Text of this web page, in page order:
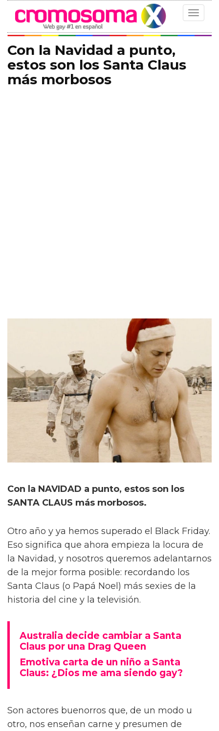
Toggle
Con la Navidad a punto,
estos son los Santa Claus
más morbosos
Con la NAVIDAD a punto, estos son los
SANTA CLAUS más morbosos.
Otro año y ya hemos superado el Black Friday.
Eso significa que ahora empieza la locura de
la Navidad, y nosotros queremos adelantarnos
de la mejor forma posible: recordando los
Santa Claus (o Papá Noel) más sexies de la
historia del cine y la televisión.
Australia decide cambiar a Santa
Claus por una Drag Queen
Emotiva carta de un niño a Santa
Claus: ¿Dios me ama siendo gay?
Son actores buenorros que, de un modo u
otro, nos enseñan carne y presumen de